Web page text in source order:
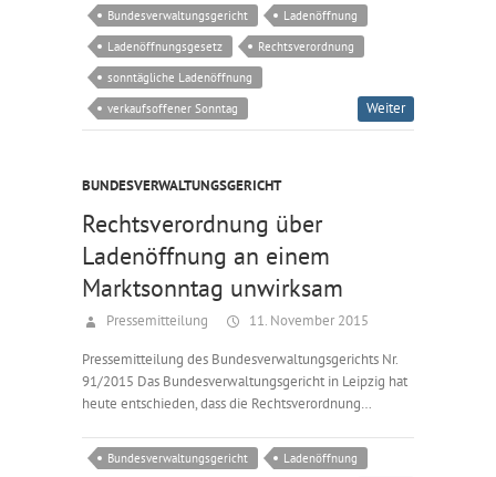
Bundesverwaltungsgericht
Ladenöffnung
Ladenöffnungsgesetz
Rechtsverordnung
sonntägliche Ladenöffnung
verkaufsoffener Sonntag
Weiter
BUNDESVERWALTUNGSGERICHT
Rechtsverordnung über
Ladenöffnung an einem
Marktsonntag unwirksam
Pressemitteilung 11. November 2015
Pressemitteilung des Bundesverwaltungsgerichts Nr.
91/2015 Das Bundesverwaltungsgericht in Leipzig hat
heute entschieden, dass die Rechtsverordnung…
Bundesverwaltungsgericht
Ladenöffnung